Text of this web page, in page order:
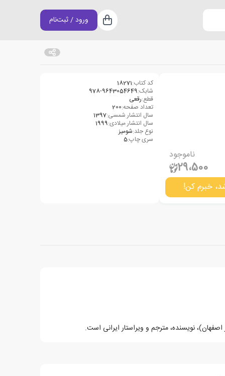
سبد خرید
ورود / ثبت‌نام
ناموجود
29،500
خبرم کن!
کد کتاب:18271
شابک:978-9643054649
قطع:رقعی
تعداد صفحه:200
سال انتشار شمسی:1397
سال انتشار میلادی:1999
نوع جلد:شومیز
سری چاپ:5